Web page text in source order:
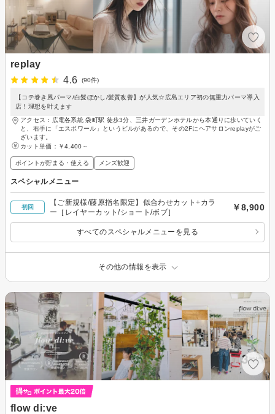
replay
4.6
(90件)
【コテ巻き風パーマ/白髪ぼかし/髪質改善】が人気☆広島エリア初の無重力パーマ導入
店！理想を叶えます
アクセス：広電各系統 袋町駅 徒歩3分、三井ガーデンホテルから本通りに歩いていく
と、右手に「エスポワール」というビルがあるので、その2Fにヘアサロンreplayがご
ざいます。
カット単価： ￥4,400～
ポイントが貯まる・使える メンズ歓迎
スペシャルメニュー
初回
【ご新規様/藤原指名限定】似合わせカット+カラ
ー［レイヤーカット/ショート/ボブ］
￥8,900
すべてのスペシャルメニューを見る
その他の情報を表示
flow di:ve